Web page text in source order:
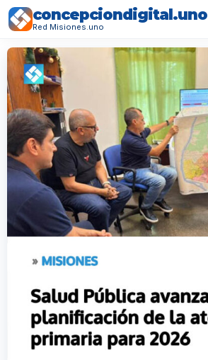
concepciondigital.uno
Red Misiones.uno